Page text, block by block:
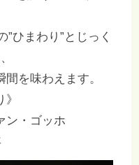
ひまわり”とじっく
を味わえます。
ン・ゴッホ